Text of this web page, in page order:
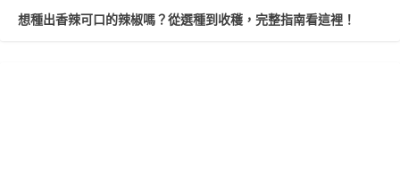
想種出香辣可口的辣椒嗎？從選種到收穫，完整指南看這裡！